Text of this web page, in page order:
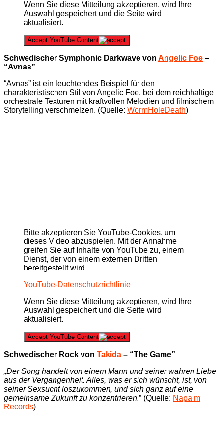
Wenn Sie diese Mitteilung akzeptieren, wird Ihre
Auswahl gespeichert und die Seite wird
aktualisiert.
Accept YouTube Content
Schwedischer Symphonic Darkwave von Angelic Foe –
“Avnas”
“Avnas” ist ein leuchtendes Beispiel für den
charakteristischen Stil von Angelic Foe, bei dem reichhaltige
orchestrale Texturen mit kraftvollen Melodien und filmischem
Storytelling verschmelzen. (Quelle: WormHoleDeath)
Bitte akzeptieren Sie YouTube-Cookies, um
dieses Video abzuspielen. Mit der Annahme
greifen Sie auf Inhalte von YouTube zu, einem
Dienst, der von einem externen Dritten
bereitgestellt wird.
YouTube-Datenschutzrichtlinie
Wenn Sie diese Mitteilung akzeptieren, wird Ihre
Auswahl gespeichert und die Seite wird
aktualisiert.
Accept YouTube Content
Schwedischer Rock von Takida – “The Game”
„Der Song handelt von einem Mann und seiner wahren Liebe
aus der Vergangenheit. Alles, was er sich wünscht, ist, von
seiner Sexsucht loszukommen, und sich ganz auf eine
gemeinsame Zukunft zu konzentrieren.” (Quelle: Napalm
Records)